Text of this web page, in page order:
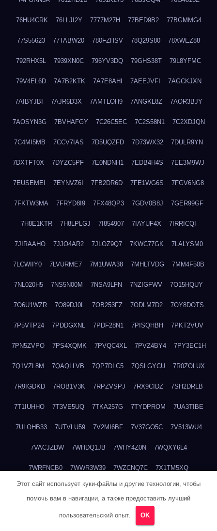
76HU4CRK 76LLJI2Y 7777M27H 77BED9B2 77BGMMG4
77S55623 77TABW20 780FZHSV 78Q29S80 78XWEZ88
792RHX5L 7939XN0C 796YV3DQ 79GHS38T 79L8YFMC
79V4EL6D 7A7B2KTK 7A7E8AHI 7AEEJVFI 7AGCKJXN
7AIBYJBI 7AJR6D3X 7AMTLOH9 7ANGKL8Z 7AOR3BJY
7AOSYN3G 7BVHAFGY 7C26C5EC 7C2S58N1 7C2XDJQN
7C4MI5MB 7CCV7IAS 7D5UQZFD 7D73WX32 7DULR9YN
7DXTFT0X 7DYZC5PF 7E0NDNH1 7EDB4H4S 7EE3M9WJ
7EUSEMEI 7EYNVZ6I 7FB2DR6D 7FE1WG6S 7FGV6NG8
7FKTW3MA 7FRYD8I9 7FX48QP3 7GDV0B8J 7GER99GF
7H8E1KTR 7H8LPLGJ 7I854907 7IAYUF4X 7IRRICQI
7JIRAAHO 7JJO4AR2 7JLOZ9Q7 7KWC77GK 7LALYSM0
7LCWIIY0 7LVURME7 7M1UWA38 7MHLTVDG 7MM4F50B
7NL020H5 7NS5N00M 7NSA9LFN 7NZIGFWV 7O15HQUY
7O6U1WZR 7O89DJ0L 7OB253FZ 7ODLM7D2 7OY8DOTS
7P5VTP24 7PDDGXNL 7PDF28N1 7PISQHBH 7PKT2VUV
7PN5ZVPO 7PS4XQMK 7PVQC4XL 7PVZ4BY4 7PY3EC1H
7Q1VZL8M 7QAQLLVB 7QP7DLC5 7QSLGYCU 7R0ZOLUX
7R9IGDKD 7ROB1V3K 7RPZVSPJ 7RX9CIDZ 7SH2DRLB
7T1IUHHO 7T3VE5UQ 7TKA257G 7TYDPROM 7UA3TIBE
7ULOHB33 7UTVLU59 7V2MI6BF 7V37GO5C 7V513WU4
7VACJZDW 7WHDQ1JB 7WHY4Z0N 7WQXY6L4
7WRFNCB0 7WWR3W39 7WZCNQ7C 7X1TM5XQ
7XKFP983 7XMG6WJ3 7XT3ZWK3 7Y2HM15R 7YHSQGPE
7ZUCLJ14
Этот сайт использует куки-файлы и другие технологии, чтобы
помочь вам в навигации, а также предоставить лучший
пользовательский опыт. OK